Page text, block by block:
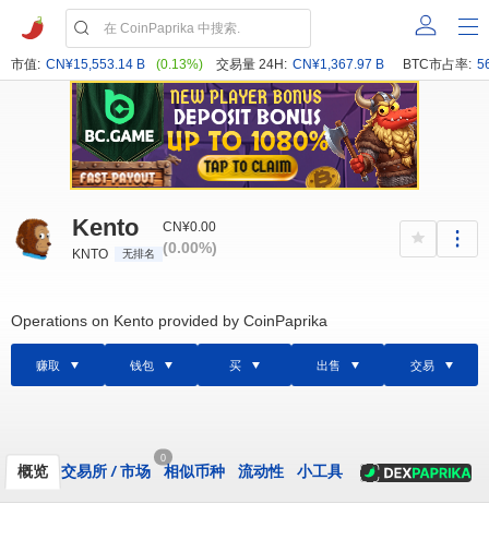
市值: CN¥15,553.14 B (0.13%) 交易量 24H: CN¥1,367.97 B BTC市占率:
Kento
KNTO 无排名
CN¥0.00
(0.00%)
Operations on Kento provided by CoinPaprika
赚取 钱包 买 出售 交易
概览 交易所 /市场
0
相似币种 流动性 小工具